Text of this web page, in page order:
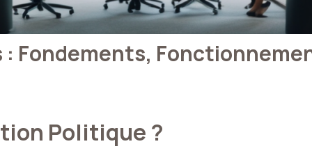
Fondements,
Politique ?